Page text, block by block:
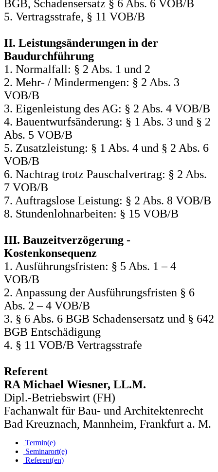
BGB, Schadensersatz § 6 Abs. 6 VOB/B
5. Vertragsstrafe, § 11 VOB/B
II. Leistungsänderungen in der
Baudurchführung
1. Normalfall: § 2 Abs. 1 und 2
2. Mehr- / Mindermengen: § 2 Abs. 3
VOB/B
3. Eigenleistung des AG: § 2 Abs. 4 VOB/B
4. Bauentwurfsänderung: § 1 Abs. 3 und § 2
Abs. 5 VOB/B
5. Zusatzleistung: § 1 Abs. 4 und § 2 Abs. 6
VOB/B
6. Nachtrag trotz Pauschalvertrag: § 2 Abs.
7 VOB/B
7. Auftragslose Leistung: § 2 Abs. 8 VOB/B
8. Stundenlohnarbeiten: § 15 VOB/B
III. Bauzeitverzögerung -
Kostenkonsequenz
1. Ausführungsfristen: § 5 Abs. 1 – 4
VOB/B
2. Anpassung der Ausführungsfristen § 6
Abs. 2 – 4 VOB/B
3. § 6 Abs. 6 BGB Schadensersatz und § 642
BGB Entschädigung
4. § 11 VOB/B Vertragsstrafe
Referent
RA Michael Wiesner, LL.M.
Dipl.-Betriebswirt (FH)
Fachanwalt für Bau- und Architektenrecht
Bad Kreuznach, Mannheim, Frankfurt a. M.
Termin(e)
Seminarort(e)
Referent(en)